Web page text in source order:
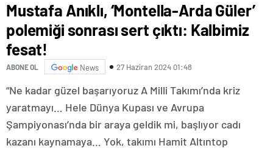
Mustafa Anıklı, ‘Montella-Arda Güler’
polemiği sonrası sert çıktı: Kalbimiz
fesat!
ABONE OL News 27 Haziran 2024 01:48
“Ne kadar güzel başarıyoruz A Milli Takımı’nda kriz
yaratmayı… Hele Dünya Kupası ve Avrupa
Şampiyonası’nda bir araya geldik mi, başlıyor cadı
kazanı kaynamaya… Yok, takımı Hamit Altıntop